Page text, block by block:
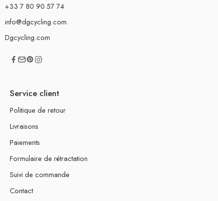
+33 7 80 90 57 74
info@dgcycling.com
Dgcycling.com
Service client
Politique de retour
Livraisons
Paiements
Formulaire de rétractation
Suivi de commande
Contact